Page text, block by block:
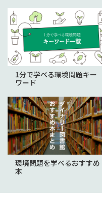
1分で学べる環境問題キー
ワード
環境問題を学べるおすすめ
本